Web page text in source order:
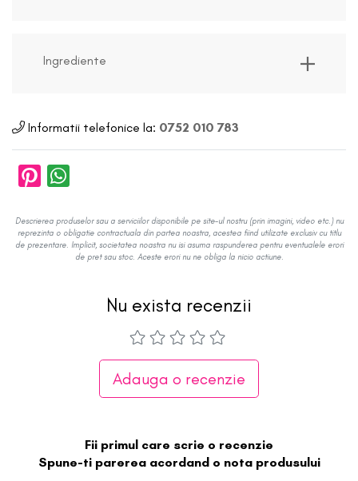
Ingrediente
Informatii telefonice la: 0752 010 783
Descrierea produselor sau a serviciilor disponibile pe site-ul nostru (prin imagini, video etc.) nu
reprezinta o obligatie contractuala din partea noastra, acestea fiind utilizate exclusiv cu titlu
de prezentare. Implicit, societatea noastra nu isi asuma raspunderea pentru eventualele erori
de pret sau stoc. Aceste erori nu ne obliga la nicio actiune.
Nu exista recenzii
Adauga o recenzie
Fii primul care scrie o recenzie
Spune-ti parerea acordand o nota produsului